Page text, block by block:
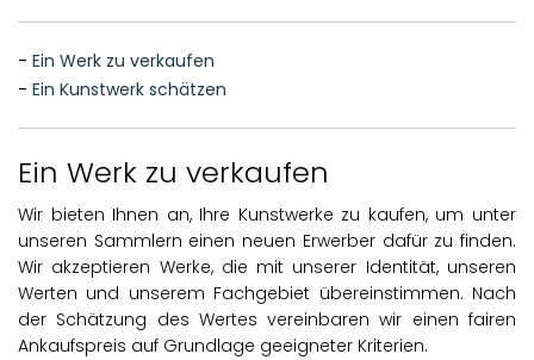
- Ein Werk zu verkaufen
- Ein Kunstwerk schätzen
Ein Werk zu verkaufen
Wir bieten Ihnen an, Ihre Kunstwerke zu kaufen, um unter
unseren Sammlern einen neuen Erwerber dafür zu finden.
Wir akzeptieren Werke, die mit unserer Identität, unseren
Werten und unserem Fachgebiet übereinstimmen. Nach
der Schätzung des Wertes vereinbaren wir einen fairen
Ankaufspreis auf Grundlage geeigneter Kriterien.